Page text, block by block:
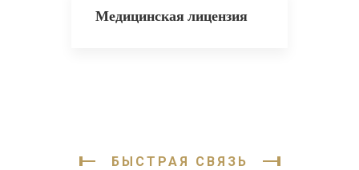
Медицинская лицензия
БЫСТРАЯ СВЯЗЬ